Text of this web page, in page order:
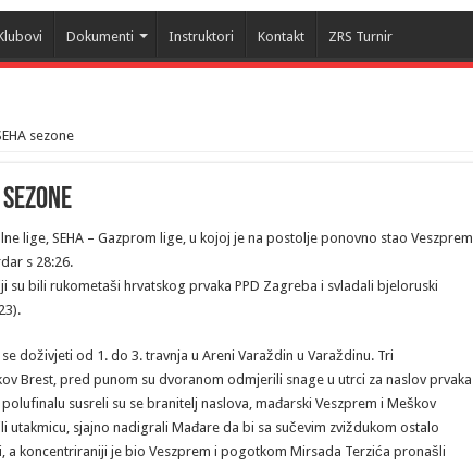
Dokumenti Instruktori Kontakt ZRS Turnir
sezone
lige, SEHA – Gazprom lige, u kojoj je na postolje ponovno stao Veszprem
s 28:26.
su bili rukometaši hrvatskog prvaka PPD Zagreba i svladali bjeloruski
doživjeti od 1. do 3. travnja u Areni Varaždin u Varaždinu. Tri
Brest, pred punom su dvoranom odmjerili snage u utrci za naslov prvaka
susreli su se branitelj naslova, mađarski Veszprem i Meškov
utakmicu, sjajno nadigrali Mađare da bi sa sučevim zviždukom ostalo
a koncentriraniji je bio Veszprem i pogotkom Mirsada Terzića pronašli